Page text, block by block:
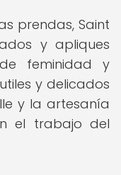
prendas, Saint
y apliques
feminidad y
y delicados
y la artesanía
el trabajo del